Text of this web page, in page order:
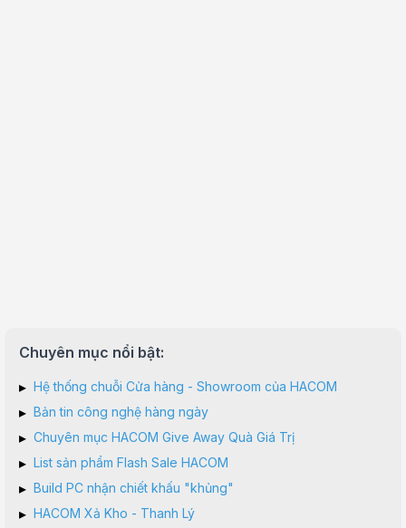
Chuyên mục nổi bật:
▸ Hệ thống chuỗi Cửa hàng - Showroom của HACOM
▸ Bản tin công nghệ hàng ngày
▸ Chuyên mục HACOM Give Away Quà Giá Trị
▸ List sản phẩm Flash Sale HACOM
▸ Build PC nhận chiết khấu "khủng"
▸ HACOM Xả Kho - Thanh Lý